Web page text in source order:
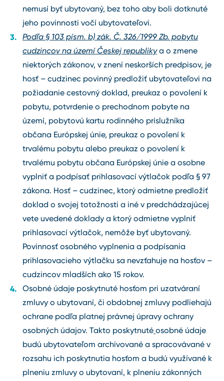
nemusí byť ubytovaný, bez toho aby boli dotknuté
jeho povinnosti vočí ubytovateľovi.
Podľa § 103 písm. b) zák. Č. 326/1999 Zb. pobytu
cudzincov na území Českej republiky a o zmene
niektorých zákonov, v znení neskorších predpisov, je
hosť – cudzinec povinný predložiť ubytovateľovi na
požiadanie cestovný doklad, preukaz o povolení k
pobytu, potvrdenie o prechodnom pobyte na
území, pobytovú kartu rodinného príslužníka
občana Európskej únie, preukaz o povolení k
trvalému pobytu alebo preukaz o povolení k
trvalému pobytu občana Európskej únie a osobne
vyplniť a podpísať prihlasovací výtlačok podľa § 97
zákona. Hosť – cudzinec, ktorý odmietne predložiť
doklad o svojej totožnosti a iné v predchádzajúcej
vete uvedené doklady a ktorý odmietne vyplniť
prihlasovací výtlačok, nemôže byť ubytovaný.
Povinnosť osobného vyplnenia a podpísania
prihlasovacieho výtlačku sa nevzťahuje na hosťov –
cudzincov mladších ako 15 rokov.
Osobné údaje poskytnuté hosťom pri uzatváraní
zmluvy o ubytovaní, či obdobnej zmluvy podliehajú
ochrane podľa platnej právnej úpravy ochrany
osobných údajov. Takto poskytnuté osobné údaje
budú ubytovateľom archivované a spracovávané v
rozsahu ich poskytnutia hosťom a budú využívané k
plneniu zmluvy o ubytovaní, k plneniu zákonných